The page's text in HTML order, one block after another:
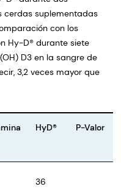
cerdas suplementadas
con los
Hy-D® durante siete
D3 en la sangre de
3,2 veces mayor que
HyD® P-Valor
36